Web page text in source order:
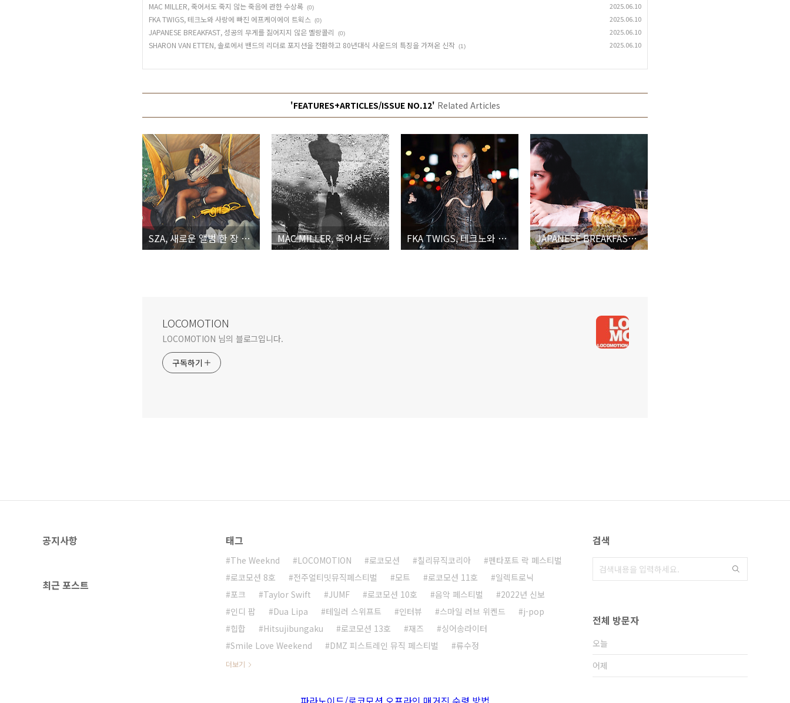
MAC MILLER, 죽어서도 죽지 않는 죽음에 관한 수상록 (0) 2025.06.10
FKA TWIGS, 테크노와 사랑에 빠진 에프케이에이 트윅스 (0) 2025.06.10
JAPANESE BREAKFAST, 성공의 무게를 짊어지지 않은 멜랑콜리 (0) 2025.06.10
SHARON VAN ETTEN, 솔로에서 밴드의 리더로 포지션을 전환하고 80년대식 사운드의 특징을 가져온 신작 (1) 2025.06.10
'FEATURES+ARTICLES/ISSUE NO.12' Related Articles
SZA, 새로운 앨범 한 장 분량의 신곡을 추가한 메가 히트작의 딜럭스 에디션 MAC MILLER, 죽어서도 죽지 않는 죽음에 관한 수상록 FKA TWIGS, 테크노와 사랑에 빠진 에프케이에이 트윅스 JAPANESE BREAKFAST, 성공의 무게를 짊어지지 않은 멜랑콜리
LOCOMOTION
LOCOMOTION 님의 블로그입니다.
구독하기
공지사항
최근 포스트
태그
The Weeknd LOCOMOTION 로코모션 칠리뮤직코리아
펜타포트 락 페스티벌
로코모션 8호
전주얼티밋뮤직페스티벌 모트 로코모션 11호
일렉트로닉
포크
Taylor Swift JUMF 로코모션 10호 음악 페스티벌
2022년 신보
인디 팝
Dua Lipa 테일러 스위프트 인터뷰 스마일 러브 위켄드
j-pop
힙합
Hitsujibungaku 로코모션 13호 재즈
싱어송라이터
Smile Love Weekend
DMZ 피스트레인 뮤직 페스티벌 류수정
더보기
검색
전체 방문자
오늘
어제